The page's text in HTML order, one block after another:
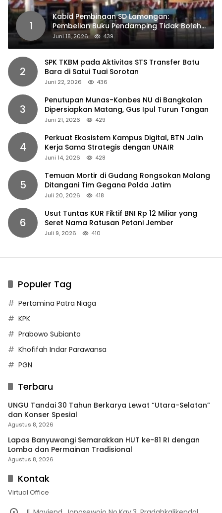
1
Kabid Pembinaan SD Lamongan:
Pembelian Buku Pendamping Tidak Boleh
Dipaksakan
Juni 18, 2026 439
2
SPK TKBM pada Aktivitas STS Transfer Batu
Bara di Satui Tuai Sorotan
Juni 22, 2026 436
3
Penutupan Munas-Konbes NU di Bangkalan
Dipersiapkan Matang, Gus Ipul Turun Tangan
Juni 21, 2026 429
4
Perkuat Ekosistem Kampus Digital, BTN Jalin
Kerja Sama Strategis dengan UNAIR
Juni 14, 2026 428
5
Temuan Mortir di Gudang Rongsokan Malang
Ditangani Tim Gegana Polda Jatim
Juli 20, 2026 418
6
Usut Tuntas KUR Fiktif BNI Rp 12 Miliar yang
Seret Nama Ratusan Petani Jember
Juli 9, 2026 410
Populer Tag
Pertamina Patra Niaga
KPK
Prabowo Subianto
Khofifah Indar Parawansa
PGN
Terbaru
UNGU Tandai 30 Tahun Berkarya Lewat “Utara-Selatan”
dan Konser Spesial
Agustus 8, 2026
Lapas Banyuwangi Semarakkan HUT ke-81 RI dengan
Lomba dan Permainan Tradisional
Agustus 8, 2026
Kontak
Virtual Office